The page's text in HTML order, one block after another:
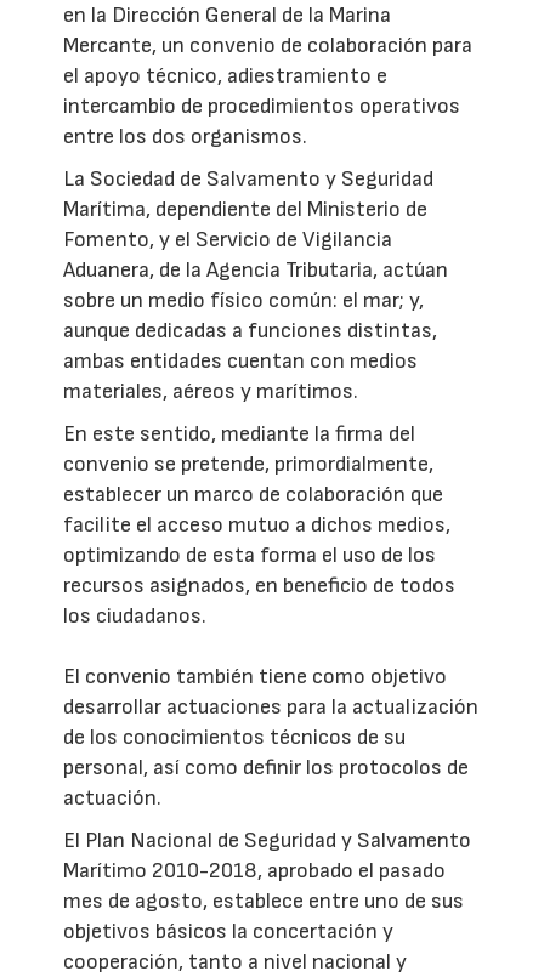
en la Dirección General de la Marina
Mercante, un convenio de colaboración para
el apoyo técnico, adiestramiento e
intercambio de procedimientos operativos
entre los dos organismos.
La Sociedad de Salvamento y Seguridad
Marítima, dependiente del Ministerio de
Fomento, y el Servicio de Vigilancia
Aduanera, de la Agencia Tributaria, actúan
sobre un medio físico común: el mar; y,
aunque dedicadas a funciones distintas,
ambas entidades cuentan con medios
materiales, aéreos y marítimos.
En este sentido, mediante la firma del
convenio se pretende, primordialmente,
establecer un marco de colaboración que
facilite el acceso mutuo a dichos medios,
optimizando de esta forma el uso de los
recursos asignados, en beneficio de todos
los ciudadanos.
El convenio también tiene como objetivo
desarrollar actuaciones para la actualización
de los conocimientos técnicos de su
personal, así como definir los protocolos de
actuación.
El Plan Nacional de Seguridad y Salvamento
Marítimo 2010-2018, aprobado el pasado
mes de agosto, establece entre uno de sus
objetivos básicos la concertación y
cooperación, tanto a nivel nacional y